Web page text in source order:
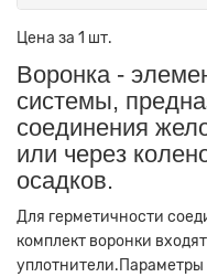
Цена за 1 шт.
Воронка -
системы,
соединения
или через
осадков.
Для герметичности
комплект воронки
уплотнители.Параметры